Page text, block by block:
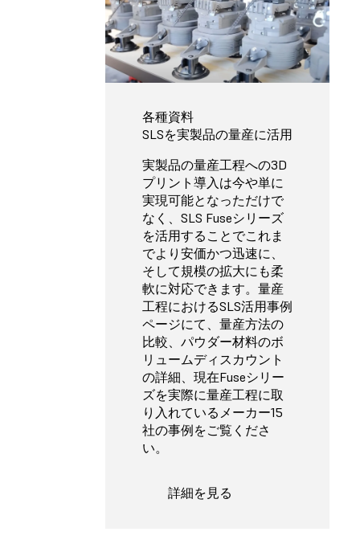
各種資料
SLSを実製品の量産に活用
実製品の量産工程への3D
プリント導入は今や単に
実現可能となっただけで
なく、SLS Fuseシリーズ
を活用することでこれま
でより安価かつ迅速に、
そして規模の拡大にも柔
軟に対応できます。量産
工程におけるSLS活用事例
ページにて、量産方法の
比較、パウダー材料のボ
リュームディスカウント
の詳細、現在Fuseシリー
ズを実際に量産工程に取
り入れているメーカー15
社の事例をご覧くださ
い。
詳細を見る